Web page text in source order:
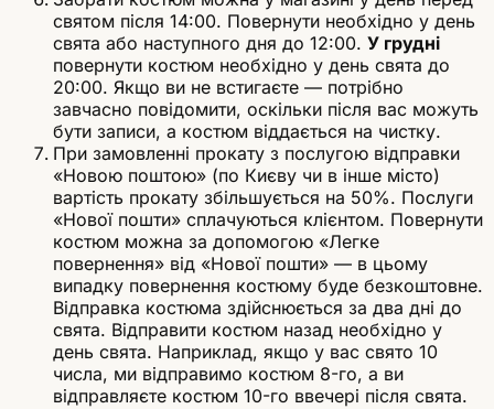
святом після 14:00. Повернути необхідно у день
свята або наступного дня до 12:00. У грудні
повернути костюм необхідно у день свята до
20:00. Якщо ви не встигаєте — потрібно
завчасно повідомити, оскільки після вас можуть
бути записи, а костюм віддається на чистку.
При замовленні прокату з послугою відправки
«Новою поштою» (по Києву чи в інше місто)
вартість прокату збільшується на 50%. Послуги
«Нової пошти» сплачуються клієнтом. Повернути
костюм можна за допомогою «Легке
повернення» від «Нової пошти» — в цьому
випадку повернення костюму буде безкоштовне.
Відправка костюма здійснюється за два дні до
свята. Відправити костюм назад необхідно у
день свята. Наприклад, якщо у вас свято 10
числа, ми відправимо костюм 8-го, а ви
відправляєте костюм 10-го ввечері після свята.